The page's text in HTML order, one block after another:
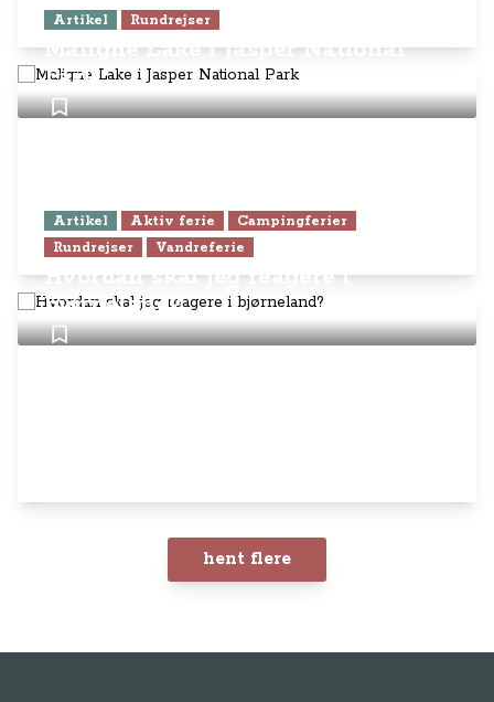
Artikel Rundrejser
Maligne Lake i Jasper National
Park
Artikel Aktiv ferie
Campingferier
Rundrejser
Vandreferie
Hvordan skal jeg reagere i
bjørneland?
hent flere